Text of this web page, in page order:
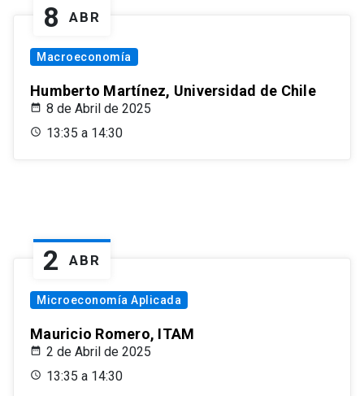
8 ABR
Macroeconomía
Humberto Martínez, Universidad de Chile
8 de Abril de 2025
13:35 a 14:30
2 ABR
Microeconomía Aplicada
Mauricio Romero, ITAM
2 de Abril de 2025
13:35 a 14:30